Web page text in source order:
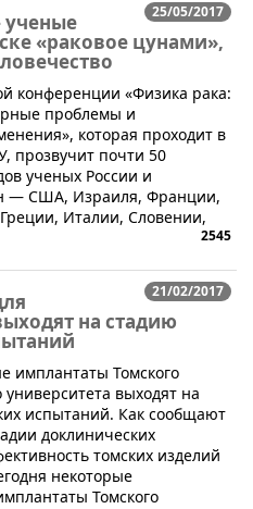
25/05/2017
«раковое цунами»,
конференции «Физика рака:
проблемы и
которая проходит в
прозвучит почти 50
ученых России и
— США, Израиля, Франции,
Италии, Словении,
2545
21/02/2017
на стадию
имплантаты Томского
университета выходят на
испытаний. Как сообщают
доклинических
томских изделий
некоторые
Томского